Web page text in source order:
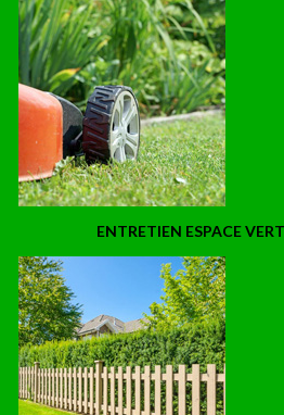
ENTRETIEN ESPACE